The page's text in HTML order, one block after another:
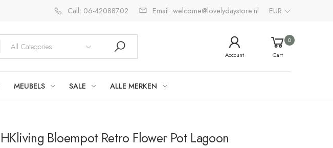
Call: 06-42088702 Email: welcome@lovelydaystore.nl EUR
Account
0
Cart
MEUBELS SALE ALLE MERKEN
HKliving Bloempot Retro Flower Pot Lagoon